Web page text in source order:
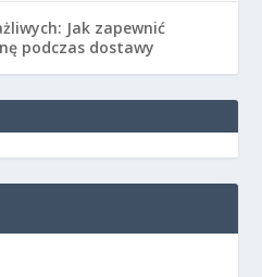
Jak zapewnić
podczas dostawy